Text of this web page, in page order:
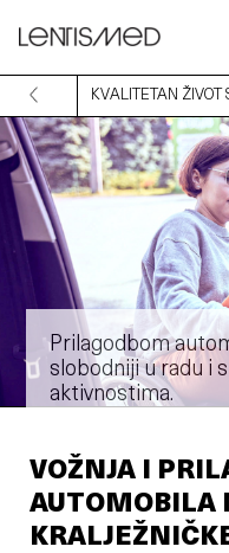
content
KVALITETAN ŽIVOT
Prilagodbom
slobodniji u radu i
aktivnostima.
VOŽNJA I
AUTOMOBILA